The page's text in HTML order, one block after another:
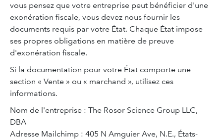
vous pensez que votre entreprise peut bénéficier d'une
exonération fiscale, vous devez nous fournir les
documents requis par votre État. Chaque État impose
ses propres obligations en matière de preuve
d'exonération fiscale.
Si la documentation pour votre État comporte une
section « Vente » ou « marchand », utilisez ces
informations.
Nom de l'entreprise : The Rosor Science Group LLC,
DBA
Adresse Mailchimp : 405 N Amguier Ave, N.E., États-